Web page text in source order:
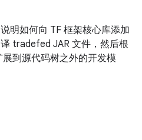
明如何向 TF 框架核心库添加
tradefed JAR 文件，然后根
到源代码树之外的开发模